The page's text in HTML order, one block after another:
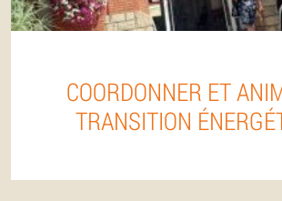
COORDONNER ET
TRANSITION